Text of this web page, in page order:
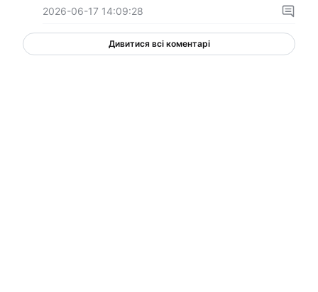
2026-06-17 14:09:28
Дивитися всі коментарі